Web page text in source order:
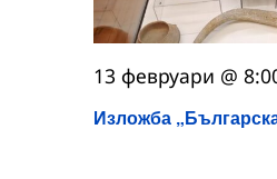
Изложба
13 февруари @